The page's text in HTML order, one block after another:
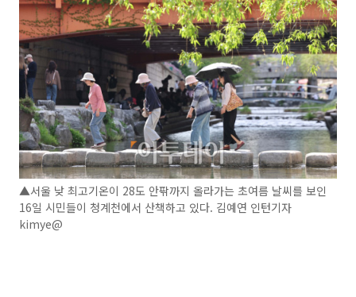
▲서울 낮 최고기온이 28도 안팎까지 올라가는 초여름 날씨를 보인
16일 시민들이 청계천에서 산책하고 있다. 김예연 인턴기자
kimye@